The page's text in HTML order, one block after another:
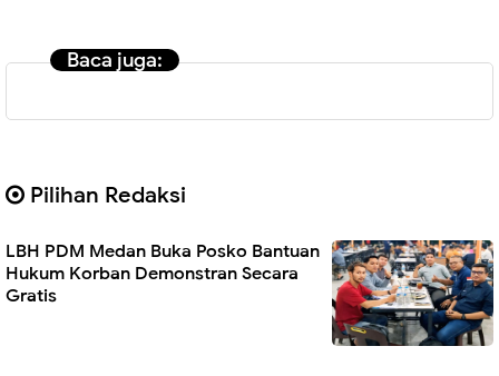
Baca juga:
Pilihan Redaksi
LBH PDM Medan Buka Posko Bantuan
Hukum Korban Demonstran Secara
Gratis